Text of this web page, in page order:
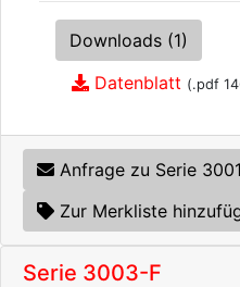
Downloads (1)
Datenblatt (.pdf
Anfrage zu Serie
Zur Merkliste
Serie 3003-F